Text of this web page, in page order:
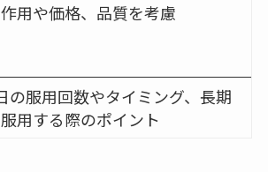
用や価格、品質を考慮
の服用回数やタイミング、長期
用する際のポイント